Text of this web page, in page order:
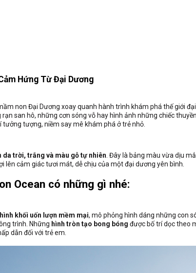
Hứng Từ Đại Dương
non Đại Dương xoay quanh hành trình khám phá thế giới đại
san hô, những cơn sóng vỗ hay hình ảnh những chiếc
tượng, niềm say mê khám phá ở trẻ nhỏ.
da trời, trắng và màu gỗ tự nhiên. Đây là bảng màu vừa dịu
cảm giác tươi mát, dễ chịu của một đại dương yên bình.
Ocean có những gì nhé:
hình khối uốn lượn mềm mại, mô phỏng hình dáng những con
trình. Những hình tròn tạo bong bóng được bố trí dọc theo
dẫn đối với trẻ em.